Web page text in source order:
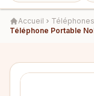
Accueil